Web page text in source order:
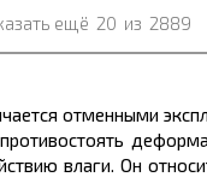
ещё 20 из 2889
отменными
влаги. Он